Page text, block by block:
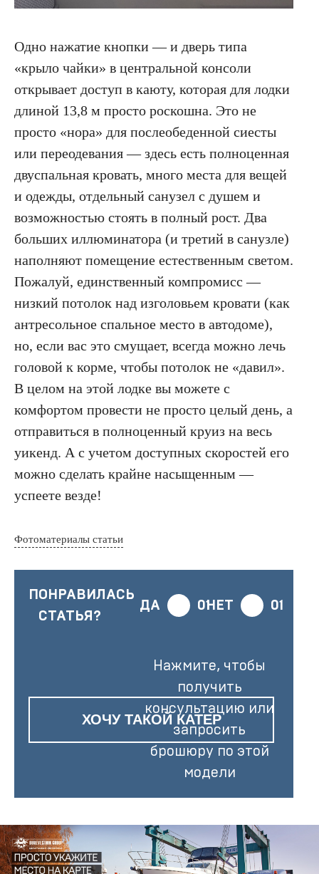
Одно нажатие кнопки — и дверь типа
«крыло чайки» в центральной консоли
открывает доступ в каюту, которая для лодки
длиной 13,8 м просто роскошна. Это не
просто «нора» для послеобеденной сиесты
или переодевания — здесь есть полноценная
двуспальная кровать, много места для вещей
и одежды, отдельный санузел с душем и
возможностью стоять в полный рост. Два
больших иллюминатора (и третий в санузле)
наполняют помещение естественным светом.
Пожалуй, единственный компромисс —
низкий потолок над изголовьем кровати (как
антресольное спальное место в автодоме),
но, если вас это смущает, всегда можно лечь
головой к корме, чтобы потолок не «давил».
В целом на этой лодке вы можете с
комфортом провести не просто целый день, а
отправиться в полноценный круиз на весь
уикенд. А с учетом доступных скоростей его
можно сделать крайне насыщенным —
успеете везде!
Фотоматериалы статьи
ПОНРАВИЛАСЬ
СТАТЬЯ?
ДА 01НЕТ 01
ХОЧУ ТАКОЙ КАТЕР
Нажмите, чтобы
получить
консультацию или
запросить
брошюру по этой
модели